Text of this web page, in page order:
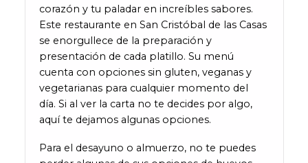
corazón y tu paladar en increíbles sabores.
Este restaurante en San Cristóbal de las Casas
se enorgullece de la preparación y
presentación de cada platillo. Su menú
cuenta con opciones sin gluten, veganas y
vegetarianas para cualquier momento del
día. Si al ver la carta no te decides por algo,
aquí te dejamos algunas opciones.
Para el desayuno o almuerzo, no te puedes